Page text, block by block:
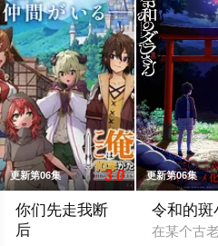
更新第06集 3.0
你们先走我断
后
更新第06集
令和的斑
在某个古